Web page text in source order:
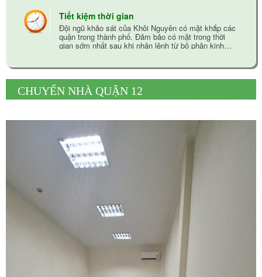
Tiết kiệm thời gian
Đội ngũ khảo sát của Khôi Nguyên có mặt khắp các
quận trong thành phố. Đảm bảo có mặt trong thời
gian sớm nhất sau khi nhận lệnh từ bộ phận kinh
CHUYỂN NHÀ QUẬN 12